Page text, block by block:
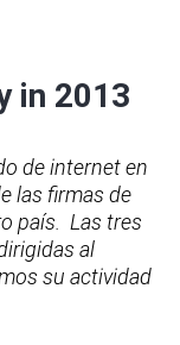
in 2013
de internet en
las firmas de
país. Las tres
al
su actividad